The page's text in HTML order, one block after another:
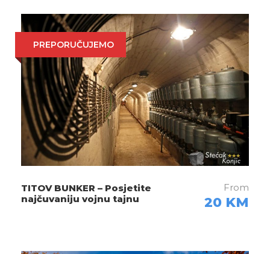
09: 45h - 11: 00h
Prevoz do
biciklističkog polazišta (park prirode Blidinje
11: 00h - 15: 30h
MTB obilazak (pauze za
ručak i fotografisanje)
15: 30h - 17: 00h
Prijevoz natrag do
baze (tuševi i ručnici na raspolaganju)
PREPORUČUJEMO
TITOV BUNKER – Posjetite
najčuvaniju vojnu tajnu
From
20 KM